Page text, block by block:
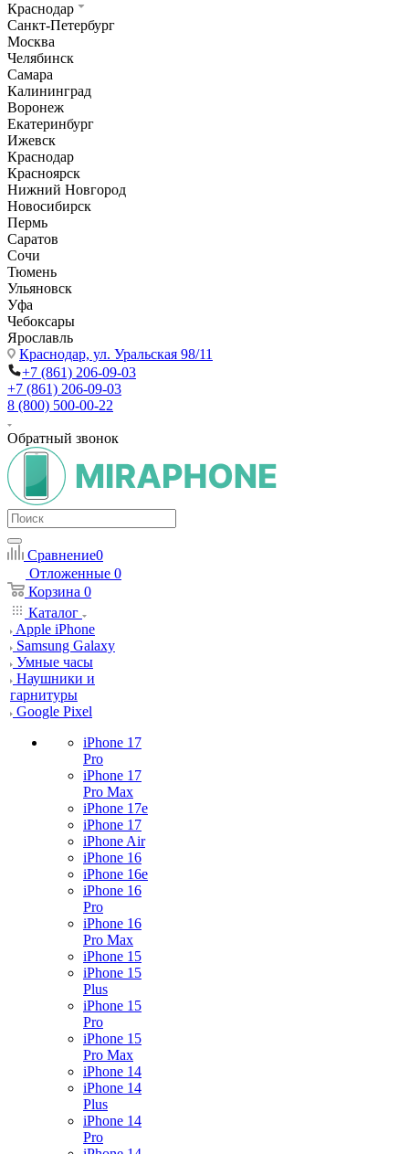
Краснодар
Санкт-Петербург
Москва
Челябинск
Самара
Калининград
Воронеж
Екатеринбург
Ижевск
Краснодар
Красноярск
Нижний Новгород
Новосибирск
Пермь
Саратов
Сочи
Тюмень
Ульяновск
Уфа
Чебоксары
Ярославль
Краснодар, ул. Уральская 98/11
+7 (861) 206-09-03
+7 (861) 206-09-03
8 (800) 500-00-22
Обратный звонок
Сравнение0
Отложенные 0
Корзина 0
Каталог
Apple iPhone
Samsung Galaxy
Умные часы
Наушники и
гарнитуры
Google Pixel
iPhone 17
Pro
iPhone 17
Pro Max
iPhone 17e
iPhone 17
iPhone Air
iPhone 16
iPhone 16e
iPhone 16
Pro
iPhone 16
Pro Max
iPhone 15
iPhone 15
Plus
iPhone 15
Pro
iPhone 15
Pro Max
iPhone 14
iPhone 14
Plus
iPhone 14
Pro